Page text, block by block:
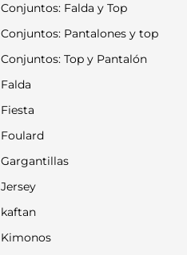
Conjuntos: Falda y Top
Conjuntos: Pantalones y top
Conjuntos: Top y Pantalón
Falda
Fiesta
Foulard
Gargantillas
Jersey
kaftan
Kimonos